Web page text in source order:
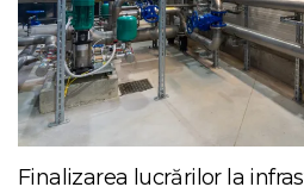
Finalizarea lucrărilor la